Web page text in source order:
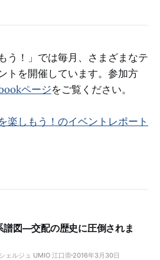
う！」では毎月、さまざまなテ
トを開催しています。参加方
ページをご覧ください。
楽しもう！のイベントレポート
譜図―交配の歴史に圧倒されま
ェルジュ UMIO 江口崇 2016年3月30日